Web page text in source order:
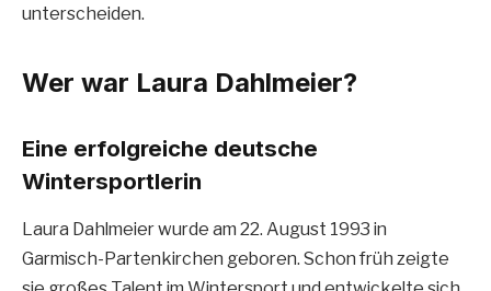
unterscheiden.
Wer war Laura Dahlmeier?
Eine erfolgreiche deutsche
Wintersportlerin
Laura Dahlmeier wurde am 22. August 1993 in
Garmisch-Partenkirchen geboren. Schon früh zeigte